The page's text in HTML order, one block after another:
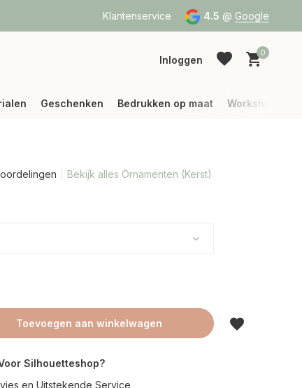
België) Klantenservice 4.5 @ Google
Inloggen
0
Geschenken Bedrukken op maat Workshops
Bekijk alles Ornamenten (Kerst)
Toevoegen aan winkelwagen
Silhouetteshop?
en Uitstekende Service